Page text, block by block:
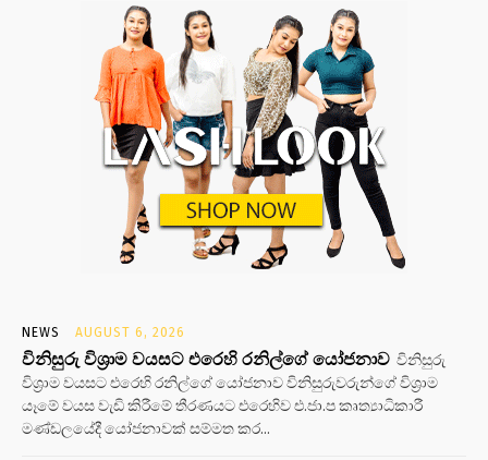
NEWS AUGUST 6, 2026
විනිසුරු විශ්‍රාම වයසට එරෙහි රනිල්ගේ යෝජනාව විනිසුරු
විශ්‍රාම වයසට එරෙහි රනිල්ගේ යෝජනාව විනිසුරුවරුන්ගේ විශ්‍රාම
යෑමේ වයස වැඩි කිරීමේ තීරණයට එරෙහිව එ.ජා.ප කෘත්‍යාධිකාරී
මණ්ඩලයේදී යෝජනාවක් සම්මත කර...